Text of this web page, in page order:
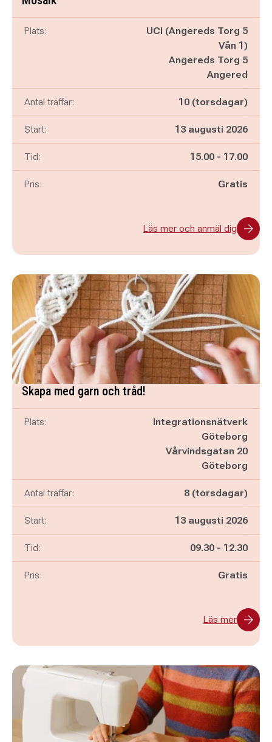
Plats:
UCI (Angereds Torg 5
Vån 1)
Angereds Torg 5
Angered
Antal träffar: 10 (torsdagar)
Start: 13 augusti 2026
Tid: Pågår mellan
15.00 - och
17.00
Pris: Gratis
Läs mer och anmäl dig
Skapa med garn och tråd!
Plats:
Integrationsnätverk
Göteborg
Vårvindsgatan 20
Göteborg
Antal träffar: 8 (torsdagar)
Start: 13 augusti 2026
Tid: Pågår mellan
09.30 - och
12.30
Pris: Gratis
Läs mer